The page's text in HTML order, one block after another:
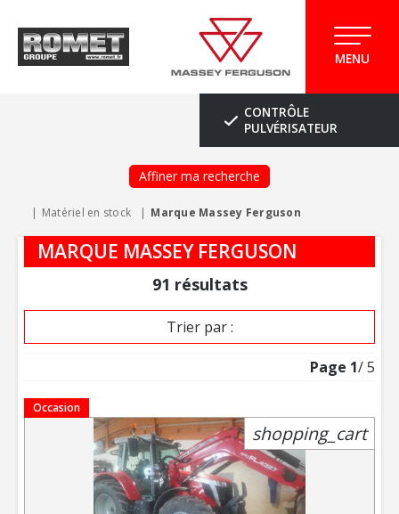
MENU
CONTRÔLE
PULVÉRISATEUR
Affiner ma recherche
Matériel en stock Marque Massey Ferguson
MARQUE MASSEY FERGUSON
91 résultats
Trier par :
Page 1/ 5
Occasion
shopping_cart